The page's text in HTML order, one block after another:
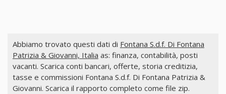
Abbiamo trovato questi dati di Fontana S.d.f. Di Fontana
Patrizia & Giovanni, Italia as: finanza, contabilità, posti
vacanti. Scarica conti bancari, offerte, storia creditizia,
tasse e commissioni Fontana S.d.f. Di Fontana Patrizia &
Giovanni. Scarica il rapporto completo come file zip.